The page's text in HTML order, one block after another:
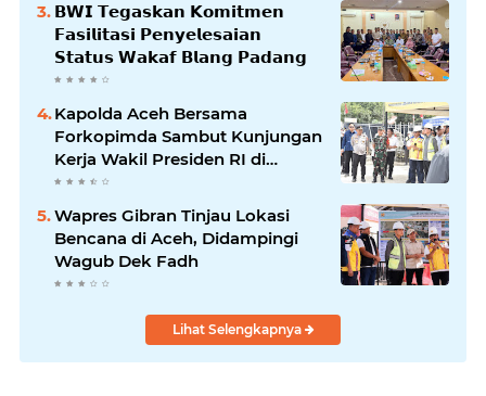
𝗕𝗪𝗜 𝗧𝗲𝗴𝗮𝘀𝗸𝗮𝗻 𝗞𝗼𝗺𝗶𝘁𝗺𝗲𝗻
𝗙𝗮𝘀𝗶𝗹𝗶𝘁𝗮𝘀𝗶 𝗣𝗲𝗻𝘆𝗲𝗹𝗲𝘀𝗮𝗶𝗮𝗻
𝗦𝘁𝗮𝘁𝘂𝘀 𝗪𝗮𝗸𝗮𝗳 𝗕𝗹𝗮𝗻𝗴 𝗣𝗮𝗱𝗮𝗻𝗴
Kapolda Aceh Bersama
Forkopimda Sambut Kunjungan
Kerja Wakil Presiden RI di
Kabupaten Bireuen
Wapres Gibran Tinjau Lokasi
Bencana di Aceh, Didampingi
Wagub Dek Fadh
Lihat Selengkapnya